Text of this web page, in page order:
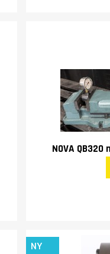
NOVA
NY